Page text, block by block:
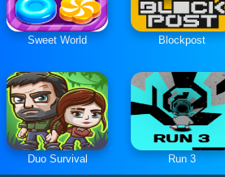
Sweet World Blockpost
Duo Survival Run 3